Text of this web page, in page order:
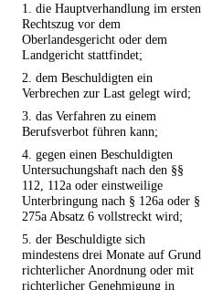
1. die Hauptverhandlung im ersten
Rechtszug vor dem
Oberlandesgericht oder dem
Landgericht stattfindet;
2. dem Beschuldigten ein
Verbrechen zur Last gelegt wird;
3. das Verfahren zu einem
Berufsverbot führen kann;
4. gegen einen Beschuldigten
Untersuchungshaft nach den §§
112, 112a oder einstweilige
Unterbringung nach § 126a oder §
275a Absatz 6 vollstreckt wird;
5. der Beschuldigte sich
mindestens drei Monate auf Grund
richterlicher Anordnung oder mit
richterlicher Genehmigung in